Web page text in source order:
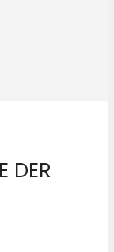
DER